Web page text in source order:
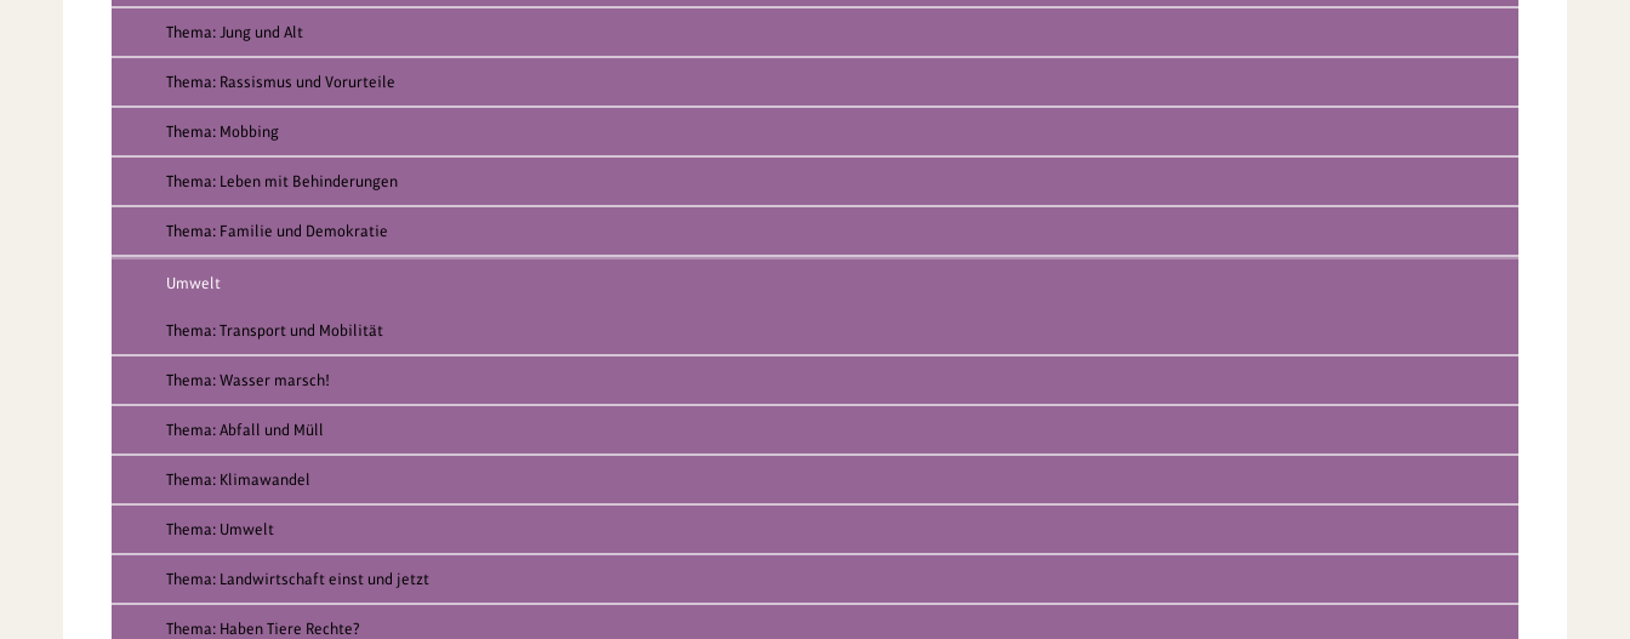
Thema: Jung und Alt
Thema: Rassismus und Vorurteile
Thema: Mobbing
Thema: Leben mit Behinderungen
Thema: Familie und Demokratie
Umwelt
Thema: Transport und Mobilität
Thema: Wasser marsch!
Thema: Abfall und Müll
Thema: Klimawandel
Thema: Umwelt
Thema: Landwirtschaft einst und jetzt
Thema: Haben Tiere Rechte?